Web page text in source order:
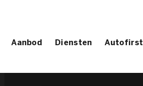
Aanbod Diensten Autofirst